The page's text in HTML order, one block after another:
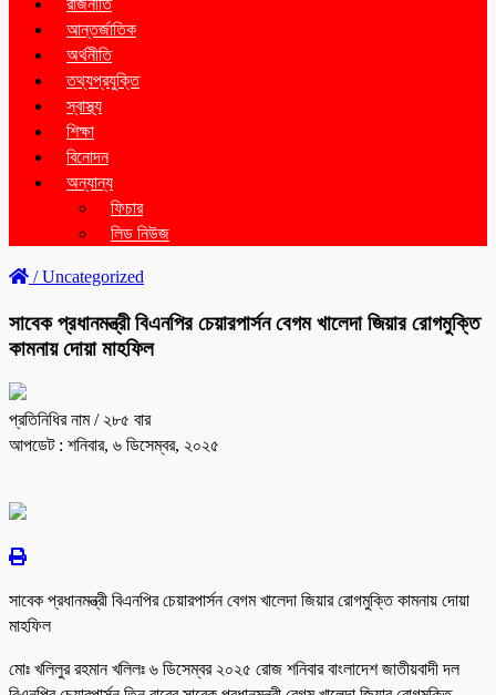
রাজনীতি
আন্তর্জাতিক
অর্থনীতি
তথ্যপ্রযুক্তি
স্বাস্থ্য
শিক্ষা
বিনোদন
অন্যান্য
ফিচার
লিড নিউজ
/Uncategorized
সাবেক প্রধানমন্ত্রী বিএনপির চেয়ারপার্সন বেগম খালেদা জিয়ার রোগমুক্তি
কামনায় দোয়া মাহফিল
প্রতিনিধির নাম/ ২৮৫ বার
আপডেট : শনিবার, ৬ ডিসেম্বর, ২০২৫
সাবেক প্রধানমন্ত্রী বিএনপির চেয়ারপার্সন বেগম খালেদা জিয়ার রোগমুক্তি কামনায় দোয়া
মাহফিল
মোঃ খলিলুর রহমান খলিলঃ ৬ ডিসেম্বর ২০২৫ রোজ শনিবার বাংলাদেশ জাতীয়বাদী দল